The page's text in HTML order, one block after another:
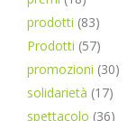
prodotti (83)
Prodotti (57)
promozioni (30)
solidarietà (17)
spettacolo (36)